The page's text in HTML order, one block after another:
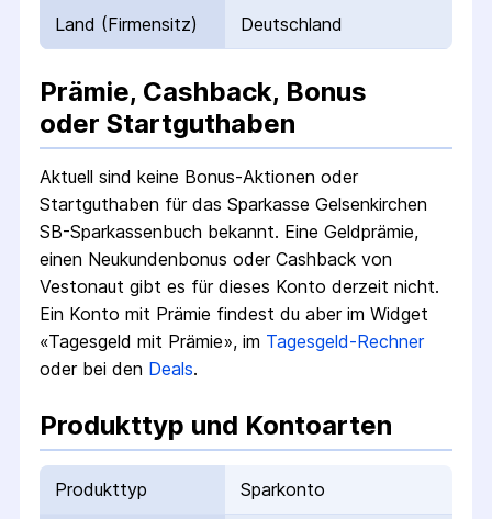
Land (Firmensitz) Deutschland
Prämie, Cashback, Bonus
oder Startguthaben
Aktuell sind keine Bonus-Aktionen oder
Startguthaben für das Sparkasse Gelsenkirchen
SB-Sparkassenbuch bekannt. Eine Geldprämie,
einen Neukundenbonus oder Cashback von
Vestonaut gibt es für dieses Konto derzeit nicht.
Ein Konto mit Prämie findest du aber im Widget
«Tagesgeld mit Prämie», im Tagesgeld-Rechner
oder bei den Deals.
Produkttyp und Kontoarten
Produkttyp Sparkonto